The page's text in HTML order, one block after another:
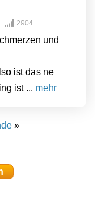
2904
und
ist das ne
ist ... mehr
»